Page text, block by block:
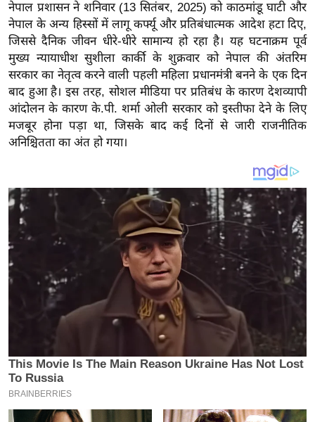
वि
शे
ष
ज्ञ
रा
य
ब
ज
ल
क्रि
के
0
2
6
क्रा
नेपाल प्रशासन ने शनिवार (13 सितंबर, 2025) को काठमांडू घाटी और
नेपाल के अन्य हिस्सों में लागू कर्फ्यू और प्रतिबंधात्मक आदेश हटा दिए,
जिससे दैनिक जीवन धीरे-धीरे सामान्य हो रहा है। यह घटनाक्रम पूर्व
मुख्य न्यायाधीश सुशीला कार्की के शुक्रवार को नेपाल की अंतरिम
सरकार का नेतृत्व करने वाली पहली महिला प्रधानमंत्री बनने के एक दिन
बाद हुआ है। इस तरह, सोशल मीडिया पर प्रतिबंध के कारण देशव्यापी
आंदोलन के कारण के.पी. शर्मा ओली सरकार को इस्तीफा देने के लिए
मजबूर होना पड़ा था, जिसके बाद कई दिनों से जारी राजनीतिक
अनिश्चितता का अंत हो गया।